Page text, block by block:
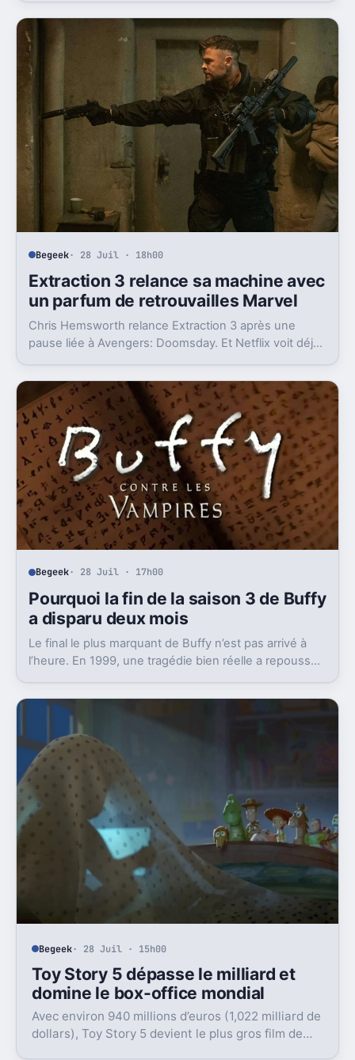
Begeek· 28 Juil · 18h00
Extraction 3 relance sa machine avec
un parfum de retrouvailles Marvel
Chris Hemsworth relance Extraction 3 après une
pause liée à Avengers: Doomsday. Et Netflix voit déjà
Begeek· 28 Juil · 17h00
Pourquoi la fin de la saison 3 de Buffy
a disparu deux mois
Le final le plus marquant de Buffy n’est pas arrivé à
l’heure. En 1999, une tragédie bien réelle a repoussé
Begeek· 28 Juil · 15h00
Toy Story 5 dépasse le milliard et
domine le box-office mondial
Avec environ 940 millions d’euros (1,022 milliard de
dollars), Toy Story 5 devient le plus gros film de